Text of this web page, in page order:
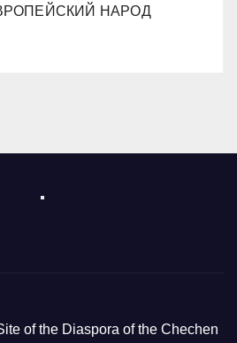
НАРОД
of the Diaspora of the Chechen